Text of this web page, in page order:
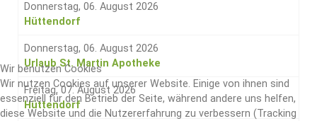
Donnerstag, 06. August 2026
Hüttendorf
Donnerstag, 06. August 2026
Urlaub St. Martin Apotheke
Freitag, 07. August 2026
Hüttendorf
Wir benutzen Cookies
Wir nutzen Cookies auf unserer Website. Einige von ihnen sind
essenziell für den Betrieb der Seite, während andere uns helfen,
diese Website und die Nutzererfahrung zu verbessern (Tracking